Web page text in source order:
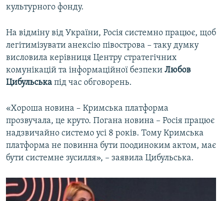
культурного фонду.
На відміну від України, Росія системно працює, щоб
легітимізувати анексію півострова – таку думку
висловила керівниця Центру стратегічних
комунікацій та інформаційної безпеки Любов
Цибульська під час обговорень.
«Хороша новина – Кримська платформа
прозвучала, це круто. Погана новина – Росія працює
надзвичайно системо усі 8 років. Тому Кримська
платформа не повинна бути поодиноким актом, має
бути системне зусилля», – заявила Цибульська.